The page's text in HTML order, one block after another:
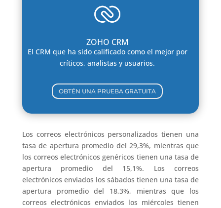
ZOHO CRM
El CRM que ha sido calificado como el mejor por
críticos, analistas y usuarios.
OBTÉN UNA PRUEBA GRATUITA
Los correos electrónicos personalizados tienen una
tasa de apertura promedio del 29,3%, mientras que
los correos electrónicos genéricos tienen una tasa de
apertura promedio del 15,1%. Los correos
electrónicos enviados los sábados tienen una tasa de
apertura promedio del 18,3%, mientras que los
correos electrónicos enviados los miércoles tienen